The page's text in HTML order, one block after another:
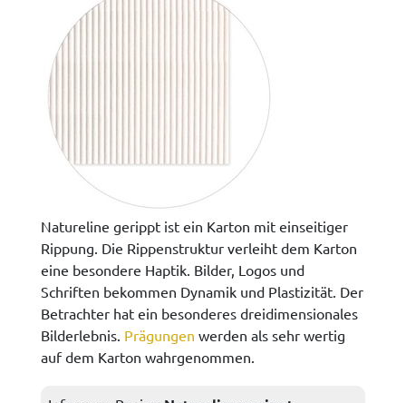
Natureline gerippt ist ein Karton mit einseitiger
Rippung. Die Rippenstruktur verleiht dem Karton
eine besondere Haptik. Bilder, Logos und
Schriften bekommen Dynamik und Plastizität. Der
Betrachter hat ein besonderes dreidimensionales
Bilderlebnis. Prägungen werden als sehr wertig
auf dem Karton wahrgenommen.